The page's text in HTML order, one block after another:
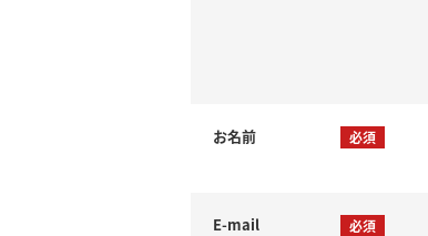
お名前 必須
E-mail 必須